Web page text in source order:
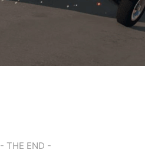
- THE END -